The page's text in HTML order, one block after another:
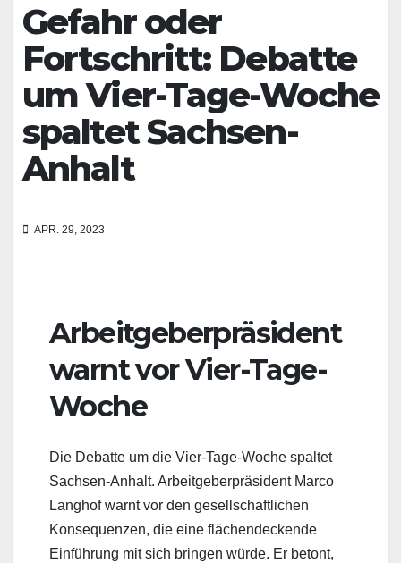
Gefahr oder
Fortschritt: Debatte
um Vier-Tage-Woche
spaltet Sachsen-
Anhalt
APR. 29, 2023
Arbeitgeberpräsident
warnt vor Vier-Tage-
Woche
Die Debatte um die Vier-Tage-Woche spaltet
Sachsen-Anhalt. Arbeitgeberpräsident Marco
Langhof warnt vor den gesellschaftlichen
Konsequenzen, die eine flächendeckende
Einführung mit sich bringen würde. Er betont,